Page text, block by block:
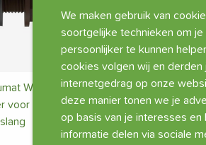
We maken gebruik van
soortgelijke technieken om je
persoonlijker te kunnen
cookies volgen wij en derden
internetgedrag op onze
deze manier tonen we je
op basis van je interesses en
informatie delen via sociale
Watervat
voor 8 mm